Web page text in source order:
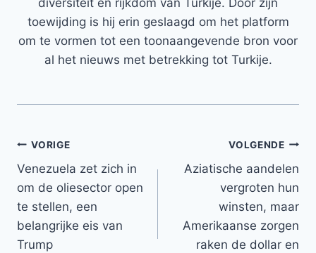
diversiteit en rijkdom van Turkije. Door zijn
toewijding is hij erin geslaagd om het platform
om te vormen tot een toonaangevende bron voor
al het nieuws met betrekking tot Turkije.
Bericht
navigatie
VORIGE
Venezuela zet zich in
om de oliesector open
te stellen, een
belangrijke eis van
Trump
VOLGENDE
Aziatische aandelen
vergroten hun
winsten, maar
Amerikaanse zorgen
raken de dollar en